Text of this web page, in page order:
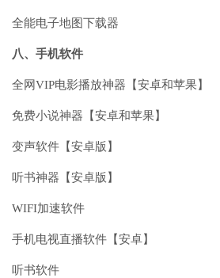
全能电子地图下载器
八、手机软件
全网VIP电影播放神器【安卓和苹果】
免费小说神器【安卓和苹果】
变声软件【安卓版】
听书神器【安卓版】
WIFI加速软件
手机电视直播软件【安卓】
听书软件